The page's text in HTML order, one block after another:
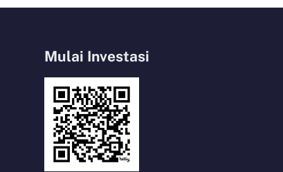
Mulai Investasi